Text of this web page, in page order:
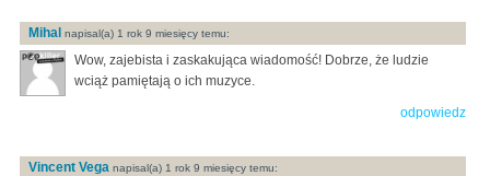
Mihal napisal(a) 1 rok 9 miesięcy temu:
Wow, zajebista i zaskakująca wiadomość! Dobrze, że ludzie
wciąż pamiętają o ich muzyce.
odpowiedz
Vincent Vega napisal(a) 1 rok 9 miesięcy temu: